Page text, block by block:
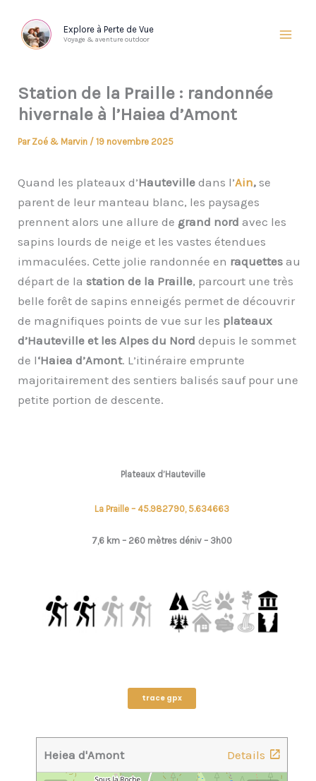
contenu
Explore à Perte de Vue
Voyage & aventure outdoor
Station de la Praille : randonnée
hivernale à l’Haiea d’Amont
Par Zoé & Marvin / 19 novembre 2025
Quand les plateaux d’Hauteville dans l’Ain, se
parent de leur manteau blanc, les paysages
prennent alors une allure de grand nord avec les
sapins lourds de neige et les vastes étendues
immaculées. Cette jolie randonnée en raquettes au
départ de la station de la Praille, parcourt une très
belle forêt de sapins enneigés permet de découvrir
de magnifiques points de vue sur les plateaux
d’Hauteville et les Alpes du Nord depuis le sommet
de l‘Haiea d’Amont. L’itinéraire emprunte
majoritairement des sentiers balisés sauf pour une
petite portion de descente.
Plateaux d’Hauteville
La Praille – 45.982790, 5.634663
7,6 km – 260 mètres déniv – 3h00
trace gpx
Details
Heiea d'Amont